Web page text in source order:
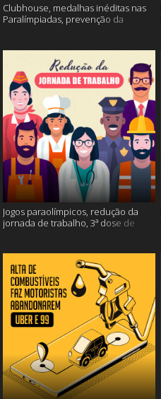
Clubhouse, medalhas inéditas nas
Paralímpiadas, prevenção da
Jogos paraolímpicos, redução da
jornada de trabalho, 3ª dose de